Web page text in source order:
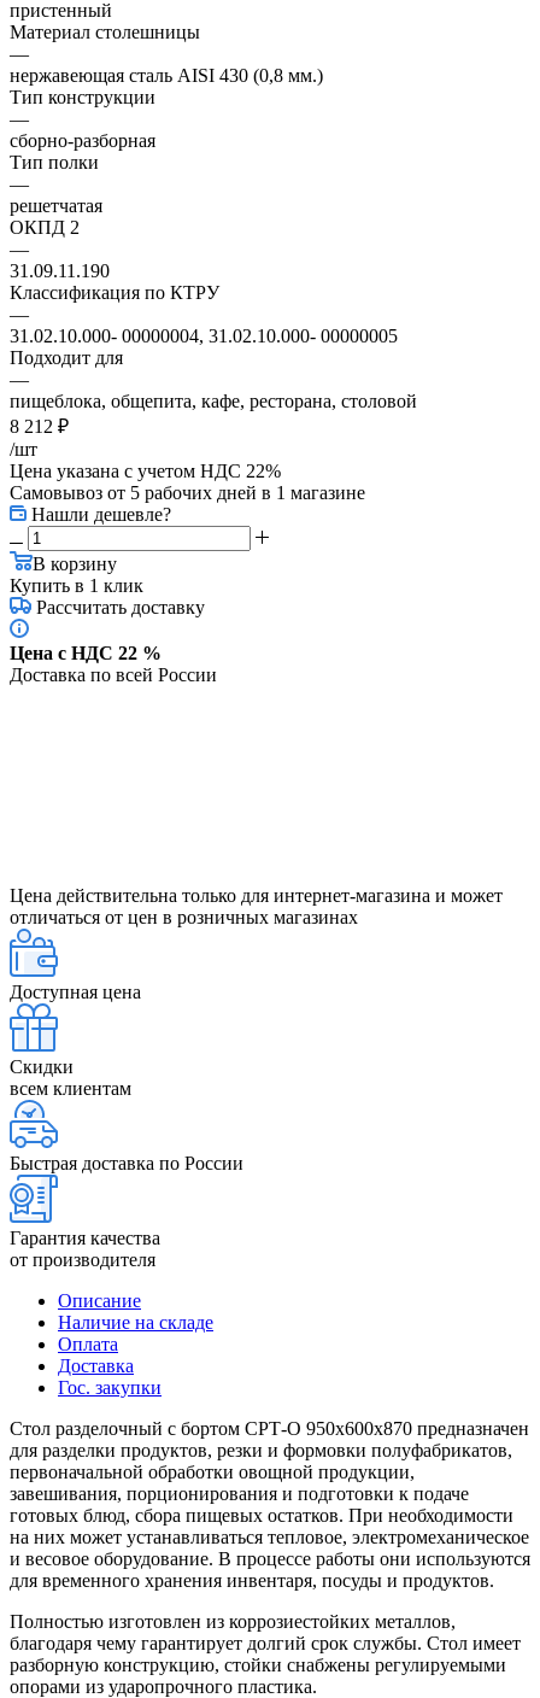
пристенный
Материал столешницы
—
нержавеющая сталь AISI 430 (0,8 мм.)
Тип конструкции
—
сборно-разборная
Тип полки
—
решетчатая
ОКПД 2
—
31.09.11.190
Классификация по КТРУ
—
31.02.10.000- 00000004, 31.02.10.000- 00000005
Подходит для
—
пищеблока, общепита, кафе, ресторана, столовой
8 212 ₽
/шт
Цена указана с учетом НДС 22%
Самовывоз от 5 рабочих дней в 1 магазине
Нашли дешевле?
В корзину
Купить в 1 клик
Рассчитать доставку
Цена с НДС 22 %
Доставка по всей России
Цена действительна только для интернет-магазина и может
отличаться от цен в розничных магазинах
Доступная цена
Скидки
всем клиентам
Быстрая доставка по России
Гарантия качества
от производителя
Описание
Наличие на складе
Оплата
Доставка
Гос. закупки
Стол разделочный с бортом СРТ-О 950х600х870 предназначен
для разделки продуктов, резки и формовки полуфабрикатов,
первоначальной обработки овощной продукции,
завешивания, порционирования и подготовки к подаче
готовых блюд, сбора пищевых остатков. При необходимости
на них может устанавливаться тепловое, электромеханическое
и весовое оборудование. В процессе работы они используются
для временного хранения инвентаря, посуды и продуктов.
Полностью изготовлен из коррозиестойких металлов,
благодаря чему гарантирует долгий срок службы. Стол имеет
разборную конструкцию, стойки снабжены регулируемыми
опорами из ударопрочного пластика.